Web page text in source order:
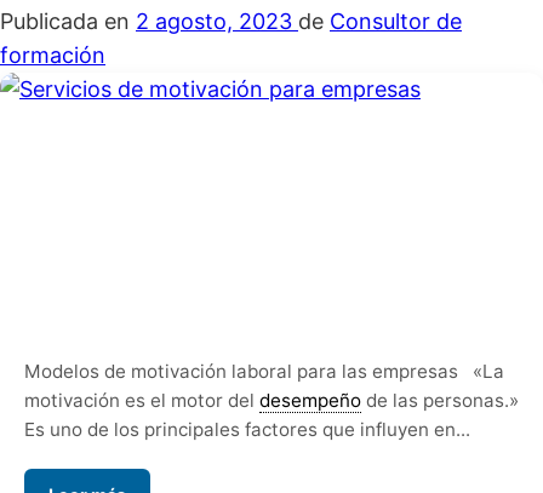
Publicada en 2 agosto, 2023 de Consultor de
formación
Modelos de motivación laboral para las empresas «La
motivación es el motor del desempeño de las personas.»
Es uno de los principales factores que influyen en...